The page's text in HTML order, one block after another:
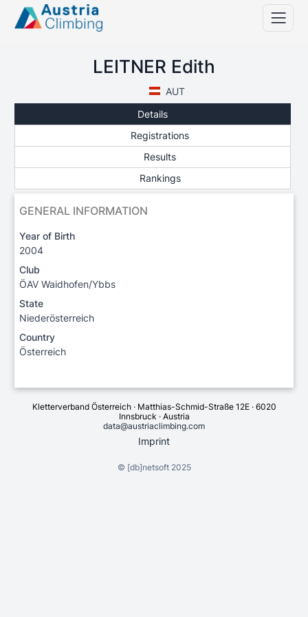
LEITNER Edith
AUT
Details
Registrations
Results
Rankings
GENERAL INFORMATION
Year of Birth
2004
Club
ÖAV Waidhofen/Ybbs
State
Niederösterreich
Country
Österreich
Kletterverband Österreich · Matthias-Schmid-Straße 12E · 6020
Innsbruck · Austria
data@austriaclimbing.com
Imprint
© [db]netsoft2025